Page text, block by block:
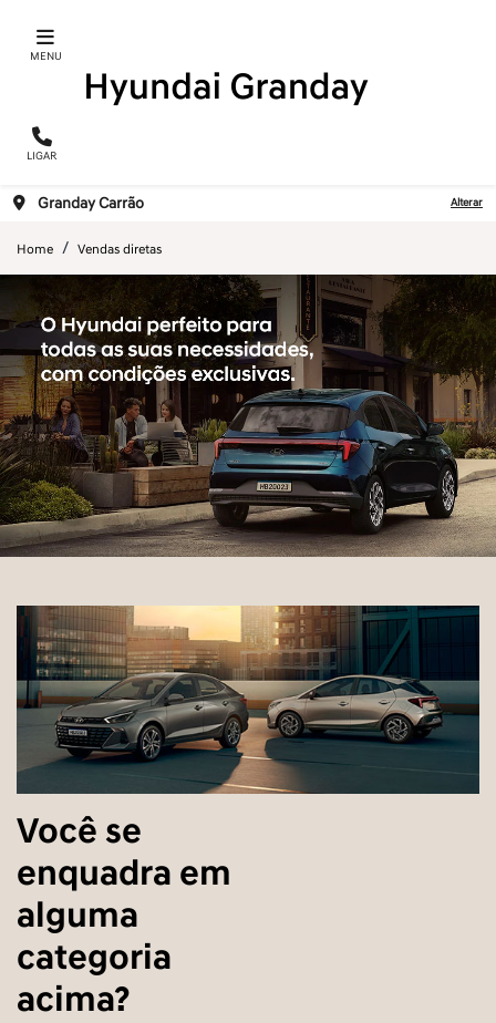
MENU
LIGAR
Granday Carrão Alterar
Home Vendas diretas
Você se
enquadra em
alguma
categoria
acima?